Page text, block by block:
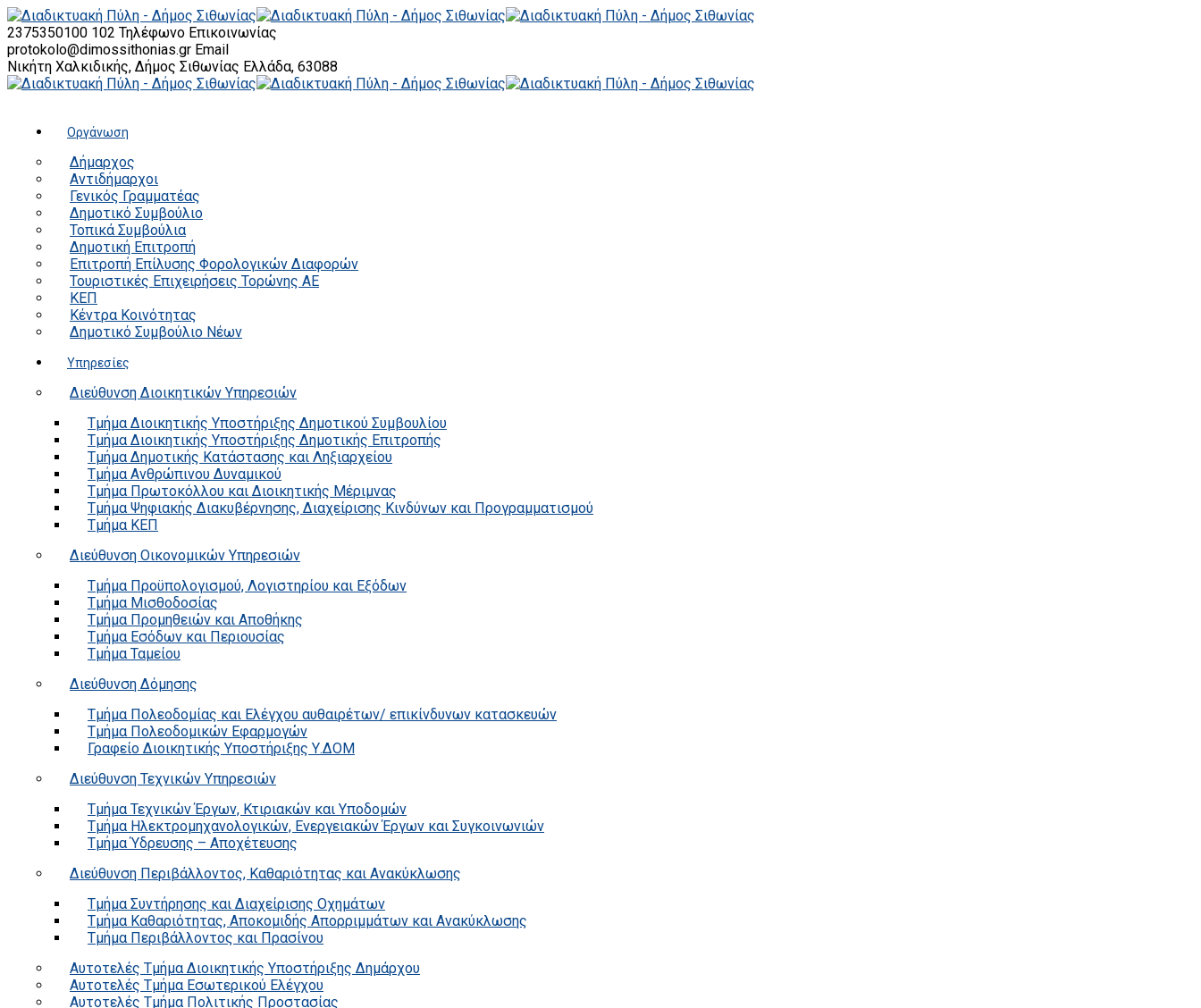
2375350100 102 Τηλέφωνο Επικοινωνίας
protokolo@dimossithonias.gr Email
Νικήτη Χαλκιδικής, Δήμος Σιθωνίας Ελλάδα, 63088
Οργάνωση
Δήμαρχος
Αντιδήμαρχοι
Γενικός Γραμματέας
Δημοτικό Συμβούλιο
Τοπικά Συμβούλια
Δημοτική Επιτροπή
Επιτροπή Επίλυσης Φορολογικών Διαφορών
Τουριστικές Επιχειρήσεις Τορώνης ΑΕ
ΚΕΠ
Κέντρα Κοινότητας
Δημοτικό Συμβούλιο Νέων
Υπηρεσίες
Διεύθυνση Διοικητικών Υπηρεσιών
Τμήμα Διοικητικής Υποστήριξης Δημοτικού Συμβουλίου
Τμήμα Διοικητικής Υποστήριξης Δημοτικής Επιτροπής
Τμήμα Δημοτικής Κατάστασης και Ληξιαρχείου
Τμήμα Ανθρώπινου Δυναμικού
Τμήμα Πρωτοκόλλου και Διοικητικής Μέριμνας
Τμήμα Ψηφιακής Διακυβέρνησης, Διαχείρισης Κινδύνων και Προγραμματισμού
Τμήμα ΚΕΠ
Διεύθυνση Οικονομικών Υπηρεσιών
Τμήμα Προϋπολογισμού, Λογιστηρίου και Εξόδων
Τμήμα Μισθοδοσίας
Τμήμα Προμηθειών και Αποθήκης
Τμήμα Εσόδων και Περιουσίας
Τμήμα Ταμείου
Διεύθυνση Δόμησης
Τμήμα Πολεοδομίας και Ελέγχου αυθαιρέτων/ επικίνδυνων κατασκευών
Τμήμα Πολεοδομικών Εφαρμογών
Γραφείο Διοικητικής Υποστήριξης Υ.ΔΟΜ
Διεύθυνση Τεχνικών Υπηρεσιών
Τμήμα Τεχνικών Έργων, Κτιριακών και Υποδομών
Τμήμα Ηλεκτρομηχανολογικών, Ενεργειακών Έργων και Συγκοινωνιών
Τμήμα Ύδρευσης – Αποχέτευσης
Διεύθυνση Περιβάλλοντος, Καθαριότητας και Ανακύκλωσης
Τμήμα Συντήρησης και Διαχείρισης Οχημάτων
Τμήμα Καθαριότητας, Αποκομιδής Απορριμμάτων και Ανακύκλωσης
Τμήμα Περιβάλλοντος και Πρασίνου
Αυτοτελές Τμήμα Διοικητικής Υποστήριξης Δημάρχου
Αυτοτελές Τμήμα Εσωτερικού Ελέγχου
Αυτοτελές Τμήμα Πολιτικής Προστασίας